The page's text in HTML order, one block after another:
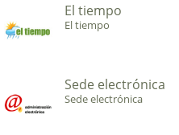
El tiempo
El tiempo
Sede electrónica
Sede electrónica